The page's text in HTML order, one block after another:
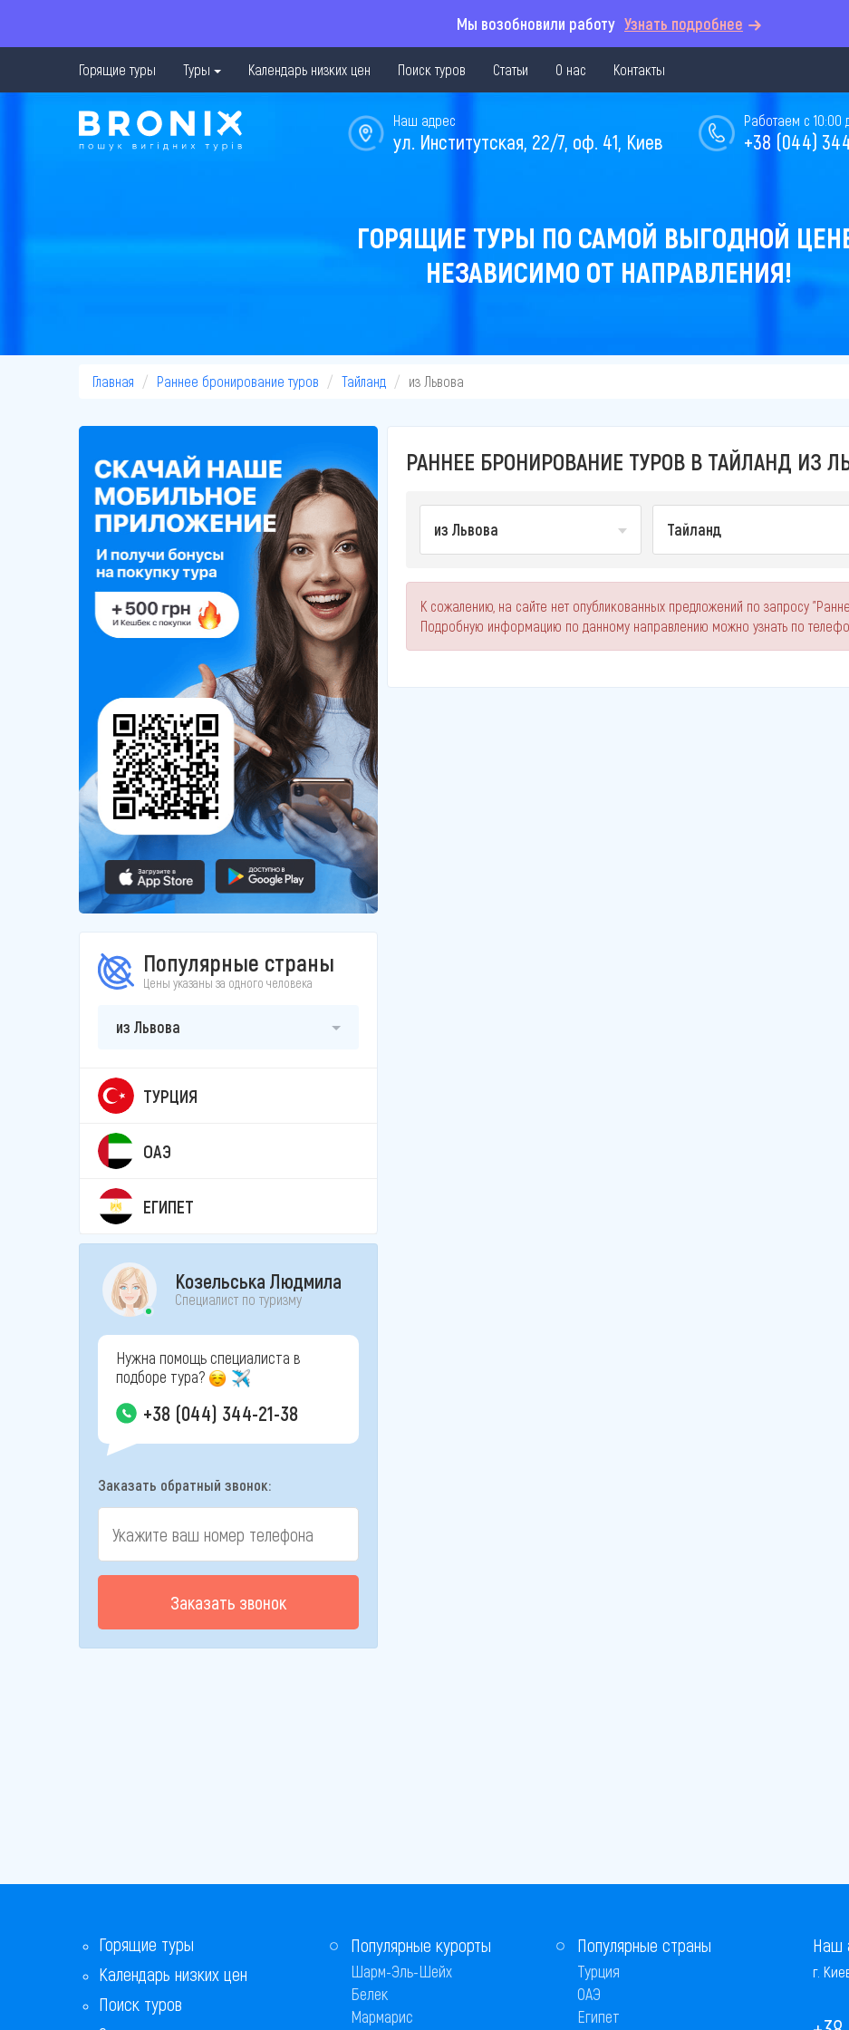
Мы возобновили работу Узнать подробнее
Горящие туры Туры Календарь низких цен Поиск туров Статьи О нас Контакты
Работаем с 10:00
+38 (044)
Наш адрес
ул. Институтская, 22/7, оф. 41, Киев
ГОРЯЩИЕ ТУРЫ ПО САМОЙ ВЫГОДНОЙ
НЕЗАВИСИМО ОТ НАПРАВЛЕНИЯ!
Главная Раннее бронирование туров Тайланд из Львова
Популярные страны
Цены указаны за одного человека
из Львова
ТУРЦИЯ
ОАЭ
ЕГИПЕТ
Козельська Людмила
Специалист по туризму
Нужна помощь специалиста в
подборе тура?
+38 (044) 344-21-38
Заказать обратный звонок:
Заказать звонок
РАННЕЕ БРОНИРОВАНИЕ ТУРОВ В ТАЙЛАНД ИЗ
из Львова Тайланд
К сожалению, на сайте нет опубликованных предложений по запросу
Подробную информацию по данному направлению можно узнать по
Горящие туры
Календарь низких цен
Поиск туров
Популярные курорты
Шарм-Эль-Шейх
Белек
Мармарис
Популярные страны
Турция
ОАЭ
Египет
Наш
г.